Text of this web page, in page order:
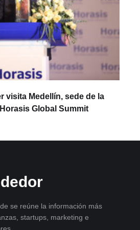
visita Medellín, sede de la
Global Summit
se reúne la información más
startups, marketing e